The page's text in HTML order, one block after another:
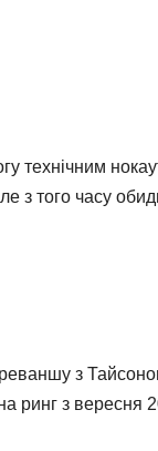
технічним
з того часу
з
ринг з вересня